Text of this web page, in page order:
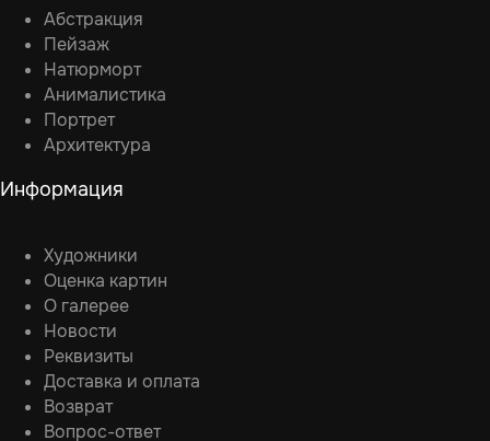
Абстракция
Пейзаж
Натюрморт
Анималистика
Портрет
Архитектура
Информация
Художники
Оценка картин
О галерее
Новости
Реквизиты
Доставка и оплата
Возврат
Вопрос-ответ